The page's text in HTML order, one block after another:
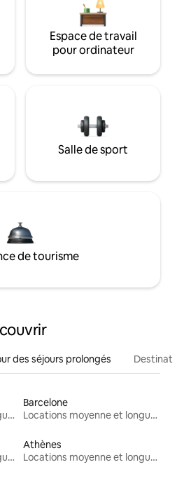
Espace de travail
pour ordinateur
Salle de sport
de tourisme
des séjours prolongés
Locations moyenne et longue durée
Barcelone
Locations moyenne et longue durée
Locations moyenne et longue durée
Athènes
Locations moyenne et longue durée